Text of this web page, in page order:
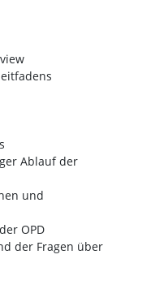
Ablauf der
und
OPD
der Fragen über